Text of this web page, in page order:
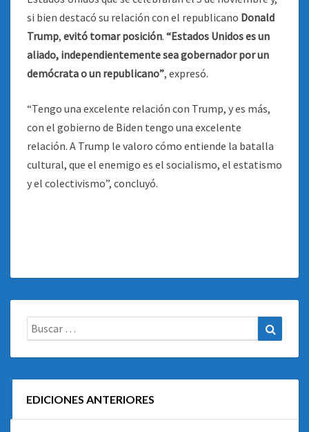
si bien destacó su relación con el republicano Donald
Trump, evitó tomar posición. “Estados Unidos es un
aliado, independientemente sea gobernador por un
demócrata o un republicano”, expresó.
“Tengo una excelente relación con Trump, y es más,
con el gobierno de Biden tengo una excelente
relación. A Trump le valoro cómo entiende la batalla
cultural, que el enemigo es el socialismo, el estatismo
y el colectivismo”, concluyó.
Buscar:
EDICIONES ANTERIORES